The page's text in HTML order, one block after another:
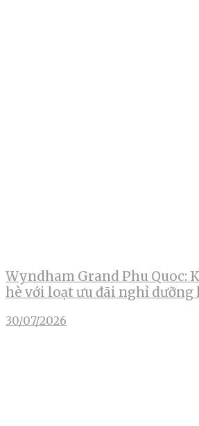
Wyndham Grand Phu Quoc:
hè với loạt ưu đãi nghỉ dưỡng
30/07/2026